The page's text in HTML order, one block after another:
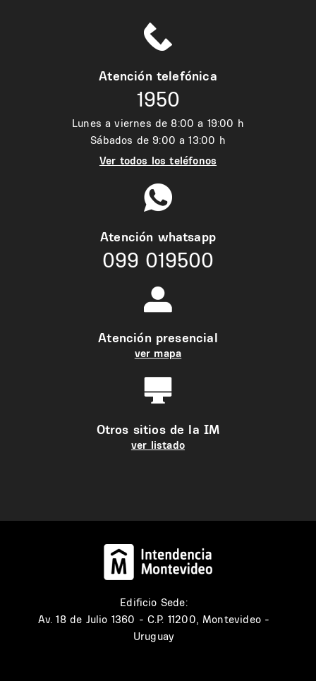
Atención telefónica
1950
Lunes a viernes de 8:00 a 19:00 h
Sábados de 9:00 a 13:00 h
Ver todos los teléfonos
Atención whatsapp
099 019500
Atención presencial
ver mapa
Otros sitios de la IM
ver listado
Edificio Sede:
Av. 18 de Julio 1360 - C.P. 11200, Montevideo -
Uruguay